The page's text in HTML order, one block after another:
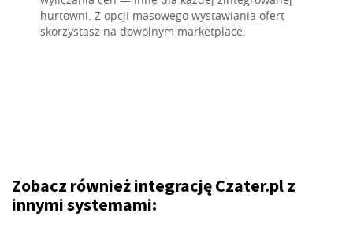
hurtowni. Z opcji masowego wystawiania ofert
skorzystasz na dowolnym marketplace.
Zobacz również integrację Czater.pl z
innymi systemami: